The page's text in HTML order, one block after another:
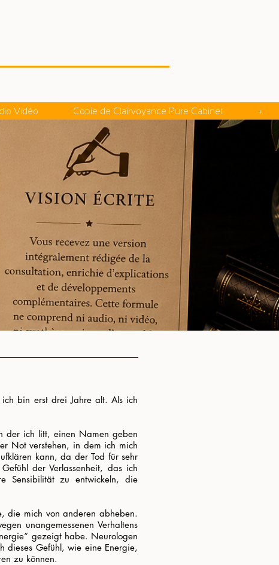
Vidéo Copie de Clairvoyance Pure Cabinet +
bin erst drei Jahre alt. Als ich
der ich litt, einen Namen geben
Not verstehen, in dem ich mich
kann, da der Tod für sehr
der Verlassenheit, das ich
Sensibilität zu entwickeln, die
die mich von anderen abheben.
unangemessenen Verhaltens
gezeigt habe. Neurologen
dieses Gefühl, wie eine Energie,
zu können.